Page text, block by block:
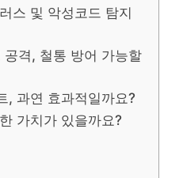
스 및 악성코드 탐지
공격, 철통 방어 가능할
, 과연 효과적일까요?
가치가 있을까요?